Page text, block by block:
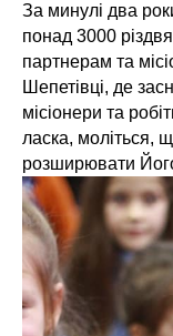
За минулі два
понад 3000
партнерам та
Шепетівці, де
місіонери та
ласка, моліться,
розширювати